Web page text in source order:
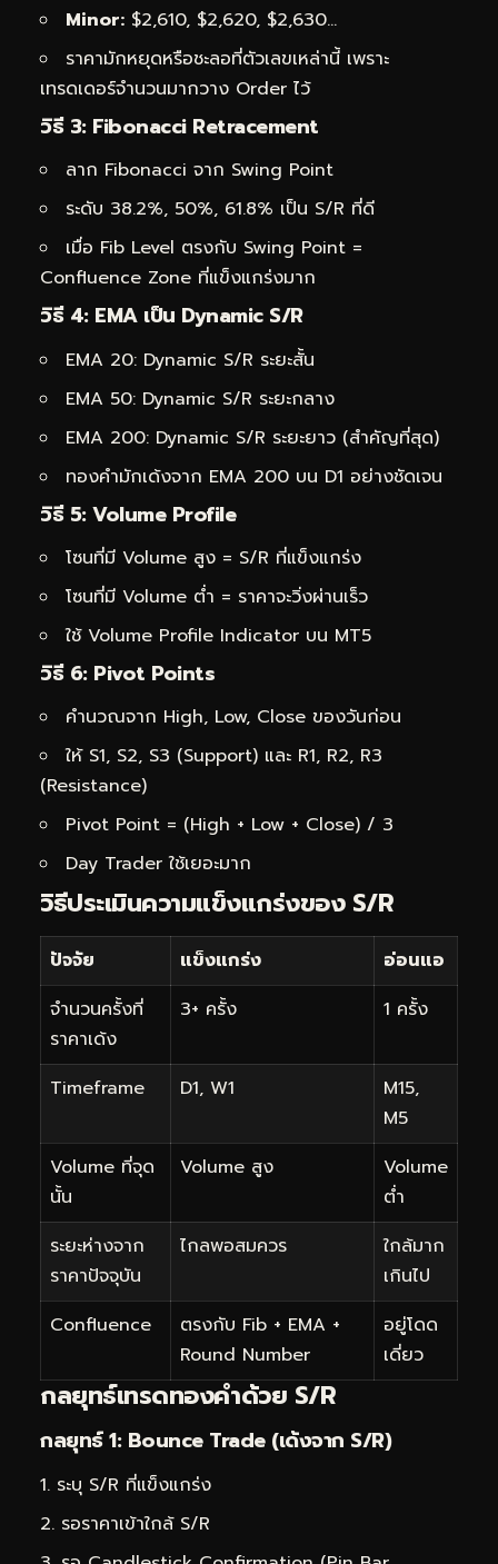
Minor: $2,610, $2,620, $2,630…
ราคามักหยุดหรือชะลอที่ตัวเลขเหล่านี้ เพราะ
เทรดเดอร์จำนวนมากวาง Order ไว้
วิธี 3: Fibonacci Retracement
ลาก Fibonacci จาก Swing Point
ระดับ 38.2%, 50%, 61.8% เป็น S/R ที่ดี
เมื่อ Fib Level ตรงกับ Swing Point =
Confluence Zone ที่แข็งแกร่งมาก
วิธี 4: EMA เป็น Dynamic S/R
EMA 20: Dynamic S/R ระยะสั้น
EMA 50: Dynamic S/R ระยะกลาง
EMA 200: Dynamic S/R ระยะยาว (สำคัญที่สุด)
ทองคำมักเด้งจาก EMA 200 บน D1 อย่างชัดเจน
วิธี 5: Volume Profile
โซนที่มี Volume สูง = S/R ที่แข็งแกร่ง
โซนที่มี Volume ต่ำ = ราคาจะวิ่งผ่านเร็ว
ใช้ Volume Profile Indicator บน MT5
วิธี 6: Pivot Points
คำนวณจาก High, Low, Close ของวันก่อน
ให้ S1, S2, S3 (Support) และ R1, R2, R3
(Resistance)
Pivot Point = (High + Low + Close) / 3
Day Trader ใช้เยอะมาก
วิธีประเมินความแข็งแกร่งของ S/R
ปัจจัย แข็งแกร่ง
อ่อนแอ
จำนวนครั้งที่
ราคาเด้ง
3+ ครั้ง 1 ครั้ง
Timeframe D1, W1
M15,
M5
Volume ที่จุด
นั้น
Volume สูง
Volume
ต่ำ
ระยะห่างจาก
ราคาปัจจุบัน
ไกลพอสมควร
ใกล้มาก
เกินไป
Confluence
ตรงกับ Fib + EMA +
Round Number
อยู่โดด
เดี่ยว
กลยุทธ์เทรดทองคำด้วย S/R
กลยุทธ์ 1: Bounce Trade (เด้งจาก S/R)
ระบุ S/R ที่แข็งแกร่ง
รอราคาเข้าใกล้ S/R